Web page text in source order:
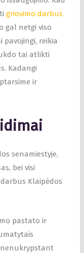
griovimo darbus
gal netgi viso
pavojingi, reikia
tai atlikti
Kadangi
ir
senamiestyje,
bei visi
Klaipėdos
pastato ir